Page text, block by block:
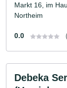
Markt 16, im
Northeim
0.0
Debeka